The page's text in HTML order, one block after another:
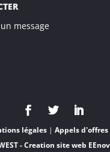
message
légales |Appels d'offres
- Creation site web